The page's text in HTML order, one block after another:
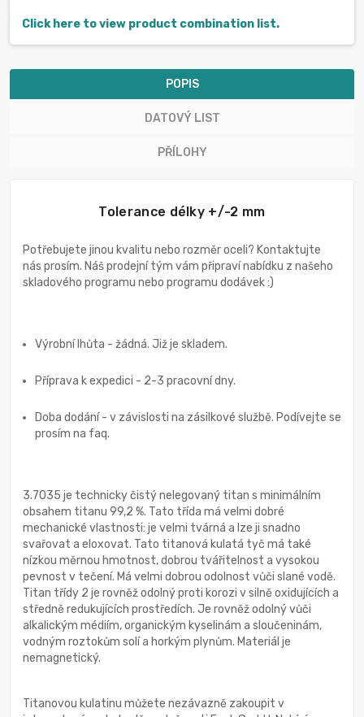
Click here to view product combination list.
POPIS
DATOVÝ LIST
PŘÍLOHY
Tolerance délky +/-2 mm
Potřebujete jinou kvalitu nebo rozměr oceli? Kontaktujte
nás prosím. Náš prodejní tým vám připraví nabídku z našeho
skladového programu nebo programu dodávek :)
Výrobní lhůta - žádná. Již je skladem.
Příprava k expedici - 2-3 pracovní dny.
Doba dodání - v závislosti na zásilkové službě. Podívejte se
prosím na faq.
3.7035 je technicky čistý nelegovaný titan s minimálním
obsahem titanu 99,2 %. Tato třída má velmi dobré
mechanické vlastnosti: je velmi tvárná a lze ji snadno
svařovat a eloxovat. Tato titanová kulatá tyč má také
nízkou měrnou hmotnost, dobrou tvářitelnost a vysokou
pevnost v tečení. Má velmi dobrou odolnost vůči slané vodě.
Titan třídy 2 je rovněž odolný proti korozi v silně oxidujících a
středně redukujících prostředích. Je rovněž odolný vůči
alkalickým médiím, organickým kyselinám a sloučeninám,
vodným roztokům solí a horkým plynům. Materiál je
nemagnetický.
Titanovou kulatinu můžete nezávazně zakoupit v